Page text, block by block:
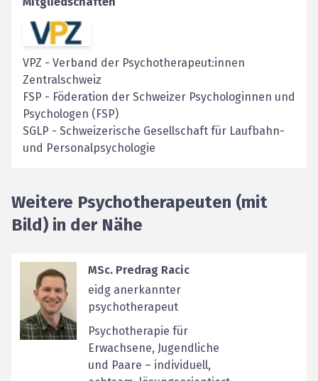
VPZ - Verband der Psychotherapeut:innen
Zentralschweiz
FSP - Föderation der Schweizer Psychologinnen und
Psychologen (FSP)
SGLP - Schweizerische Gesellschaft für Laufbahn-
und Personalpsychologie
Weitere Psychotherapeuten (mit
Bild) in der Nähe
MSc. Predrag Racic
eidg anerkannter
psychotherapeut
Psychotherapie für
Erwachsene, Jugendliche
und Paare – individuell,